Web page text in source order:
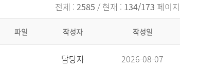
전체 : 2585 / 현재 : 134/173 페이지
파일 작성자 작성일
담당자 2026-08-07